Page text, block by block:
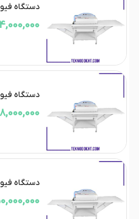
دستگاه
484,000,000
دستگاه
358,000,000
دستگاه
350,000,000